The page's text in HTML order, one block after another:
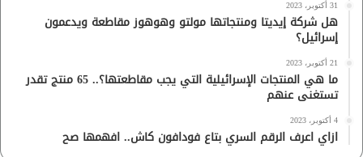
31 أكتوبر، 2023
هل شركة إيديتا ومنتجاتها مولتو وهوهوز مقاطعة ويدعمون
إسرائيل؟
21 أكتوبر، 2023
ما هي المنتجات الإسرائيلية التي يجب مقاطعتها؟.. 65 منتج تقدر
تستغنى عنهم
4 أكتوبر، 2023
ازاي اعرف الرقم السري بتاع فودافون كاش.. افهمها صح